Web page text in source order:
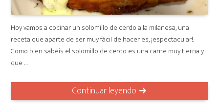
Hoy vamos a cocinar un solomillo de cerdo a la milanesa, una
receta que aparte de ser muy fácil de hacer es, ¡espectacular!.
Como bien sabéis el solomillo de cerdo es una carne muy tierna y
que …
Continuar leyendo